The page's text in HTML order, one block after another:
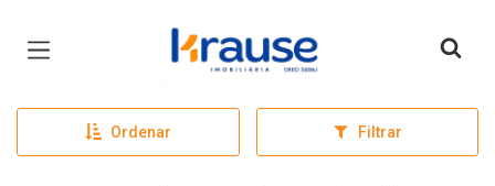
Página inicial
Ordenar Filtrar